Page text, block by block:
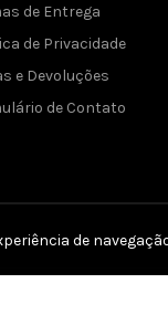
de Entrega
de Privacidade
e Devoluções
de Contato
de